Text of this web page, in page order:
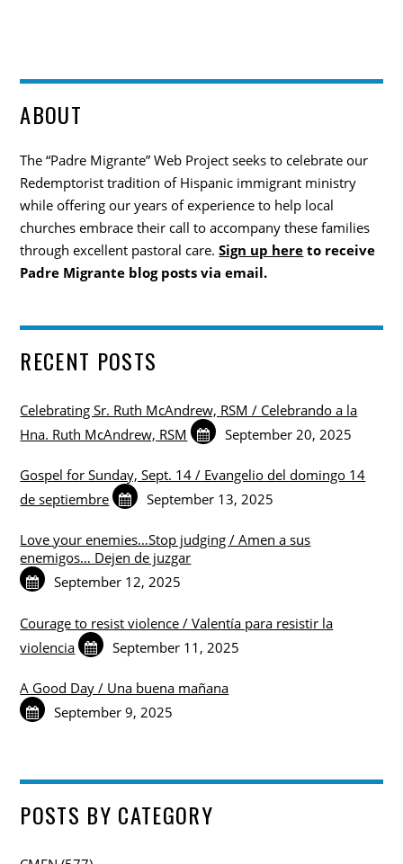
ABOUT
The “Padre Migrante” Web Project seeks to celebrate our
Redemptorist tradition of Hispanic immigrant ministry
while offering our years of experience to help local
churches embrace their call to accompany these families
through excellent pastoral care. Sign up here to receive
Padre Migrante blog posts via email.
RECENT POSTS
Celebrating Sr. Ruth McAndrew, RSM / Celebrando a la
Hna. Ruth McAndrew, RSM
September 20, 2025
Gospel for Sunday, Sept. 14 / Evangelio del domingo 14
de septiembre
September 13, 2025
Love your enemies…Stop judging / Amen a sus
enemigos… Dejen de juzgar
September 12, 2025
Courage to resist violence / Valentía para resistir la
violencia
September 11, 2025
A Good Day / Una buena mañana
September 9, 2025
POSTS BY CATEGORY